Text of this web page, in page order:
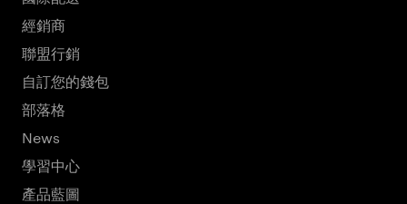
經銷商
聯盟行銷
自訂您的錢包
部落格
News
學習中心
產品藍圖